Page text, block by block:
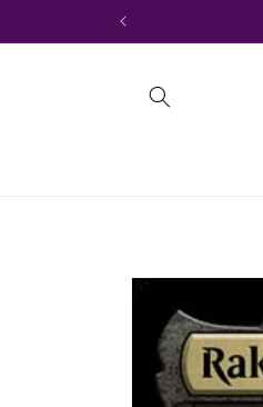
directamente
al contenido
directamente
información
del producto